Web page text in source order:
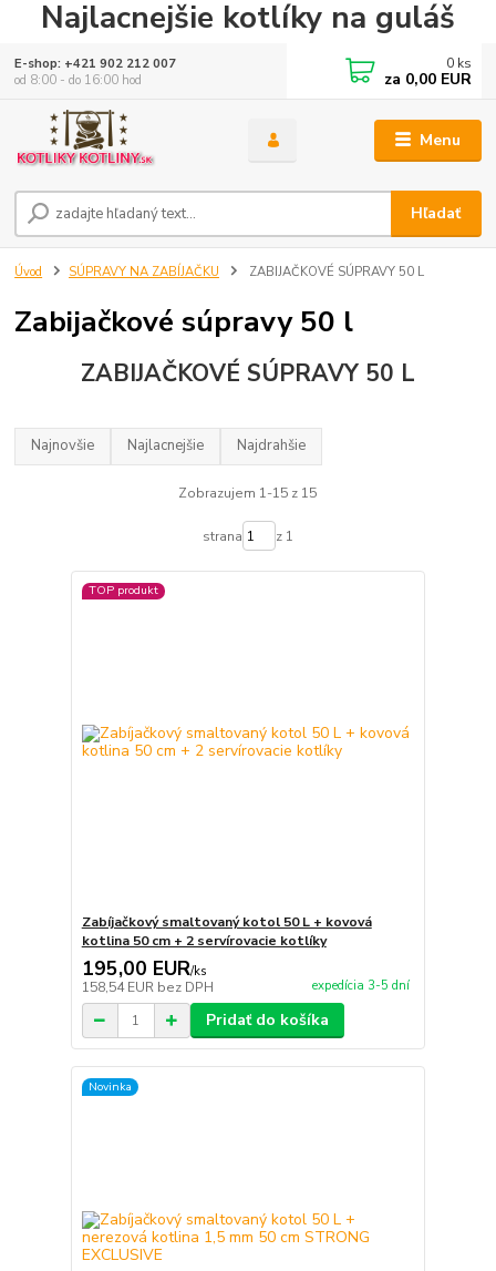
Najlacnejšie kotlíky na guláš
Menu
Hľadať
E-shop: +421 902 212 007
od 8:00 - do 16:00 hod
0 ks
za 0,00 EUR
Úvod SÚPRAVY NA ZABÍJAČKU ZABIJAČKOVÉ SÚPRAVY 50 L
Zabijačkové súpravy 50 l
ZABIJAČKOVÉ SÚPRAVY 50 L
Najnovšie Najlacnejšie Najdrahšie
Zobrazujem 1-15 z 15
strana z 1
TOP produkt
Zabíjačkový smaltovaný kotol 50 L + kovová
kotlina 50 cm + 2 servírovacie kotlíky
195,00 EUR/ks
158,54 EUR bez DPH expedícia 3-5 dní
Pridať do košíka
Novinka